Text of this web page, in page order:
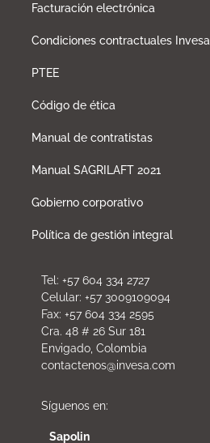
Facturación electrónica
Condiciones contractuales Invesa
PTEE
Código de ética
Manual de contratistas
Manual SAGRILAFT 2021
Gobierno corporativo
Política de gestión integral
Tel: +57 604 334 2727
Celular: +57 3009109094
Fax: +57 604 334 2595
Cra. 48 # 26 Sur 181
Envigado, Colombia
contactenos@invesa.com
Síguenos en:
Sapolin